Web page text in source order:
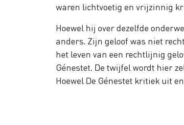
waren lichtvoetig en vrijzinnig
Hoewel hij over dezelfde
anders. Zijn geloof was niet
het leven van een rechtlijnig
Génestet. De twijfel wordt hier
Hoewel De Génestet kritiek uit